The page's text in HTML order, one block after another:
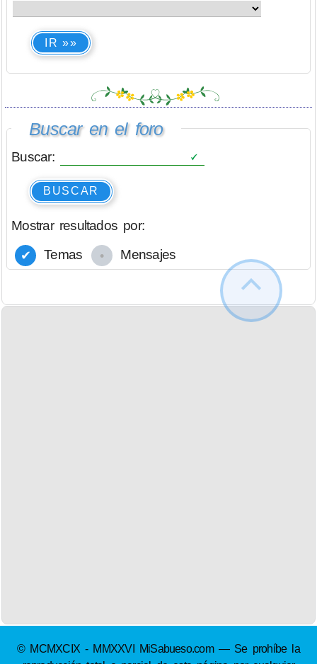
IR »»
Buscar en el foro
Buscar:
BUSCAR
Mostrar resultados por:
Temas
Mensajes
© MCMXCIX - MMXXVI MiSabueso.com — Se prohíbe la